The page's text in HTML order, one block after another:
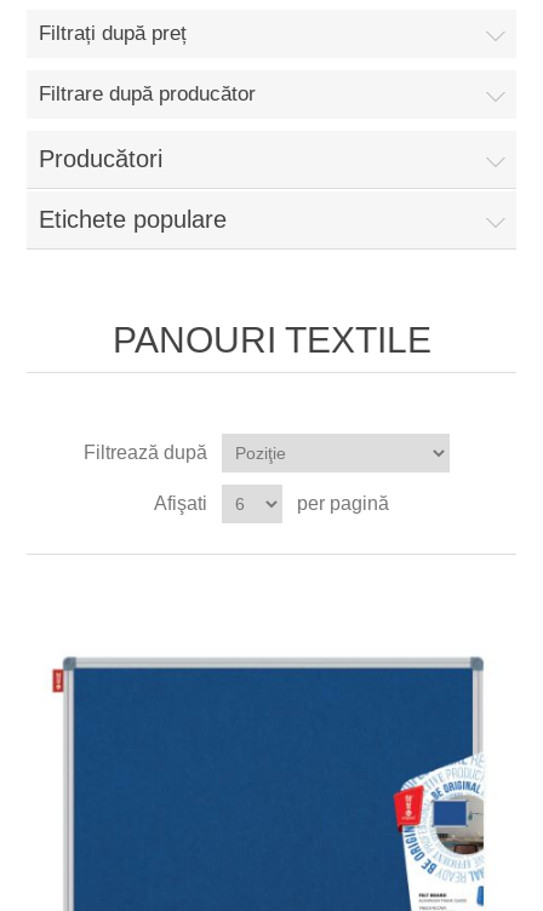
Filtrați după preț
Filtrare după producător
Producători
Etichete populare
PANOURI TEXTILE
Filtrează după
Afişati per pagină